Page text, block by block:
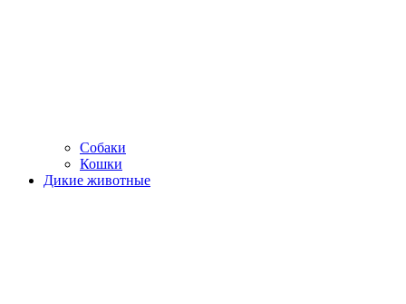
Собаки
Кошки
Дикие животные